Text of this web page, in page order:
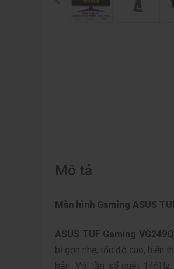
Mô tả
Màn hình Gaming ASUS
ASUS TUF Gaming
bị gọn nhẹ, tốc độ cao, hiển
bản. Với tần số quét